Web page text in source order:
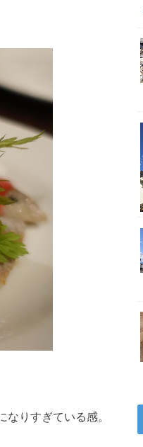
りすぎている感。